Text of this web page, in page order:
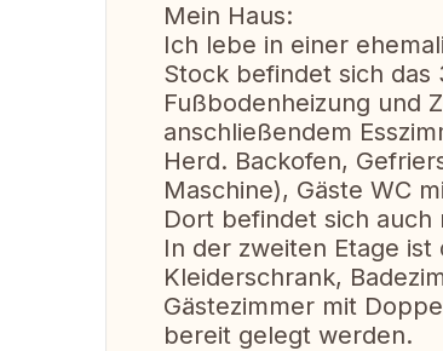
Mein Haus:
Ich lebe in einer
Stock befindet sich das
Fußbodenheizung und
anschließendem
Herd. Backofen,
Maschine), Gäste WC
Dort befindet sich auch
In der zweiten Etage
Kleiderschrank,
Gästezimmer mit
bereit gelegt werden.